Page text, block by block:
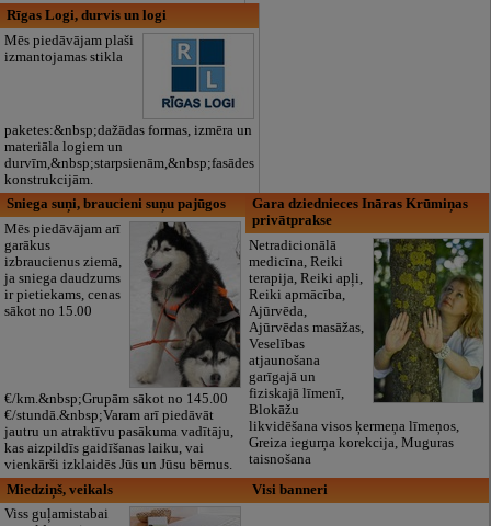
Rīgas Logi, durvis un logi
Mēs piedāvājam plaši
izmantojamas stikla
paketes:&nbsp;dažādas formas, izmēra un
materiāla logiem un
durvīm,&nbsp;starpsienām,&nbsp;fasādes
konstrukcijām.
Sniega suņi, braucieni suņu pajūgos
Mēs piedāvājam arī
garākus
izbraucienus ziemā,
ja sniega daudzums
ir pietiekams, cenas
sākot no 15.00
€/km.&nbsp;Grupām sākot no 145.00
€/stundā.&nbsp;Varam arī piedāvāt
jautru un atraktīvu pasākuma vadītāju,
kas aizpildīs gaidīšanas laiku, vai
vienkārši izklaidēs Jūs un Jūsu bērnus.
Gara dziednieces Ināras Krūmiņas
privātprakse
Netradicionālā
medicīna, Reiki
terapija, Reiki apļi,
Reiki apmācība,
Ajūrvēda,
Ajūrvēdas masāžas,
Veselības
atjaunošana
garīgajā un
fiziskajā līmenī,
Blokāžu
likvidēšana visos ķermeņa līmeņos,
Greiza iegurņa korekcija, Muguras
taisnošana
Miedziņš, veikals
Viss guļamistabai
Visi banneri